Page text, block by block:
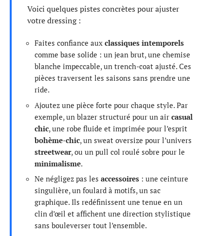
Voici quelques pistes concrètes pour ajuster
votre dressing :
Faites confiance aux classiques intemporels
comme base solide : un jean brut, une chemise
blanche impeccable, un trench-coat ajusté. Ces
pièces traversent les saisons sans prendre une
ride.
Ajoutez une pièce forte pour chaque style. Par
exemple, un blazer structuré pour un air casual
chic, une robe fluide et imprimée pour l’esprit
bohème-chic, un sweat oversize pour l’univers
streetwear, ou un pull col roulé sobre pour le
minimalisme.
Ne négligez pas les accessoires : une ceinture
singulière, un foulard à motifs, un sac
graphique. Ils redéfinissent une tenue en un
clin d’œil et affichent une direction stylistique
sans bouleverser tout l’ensemble.